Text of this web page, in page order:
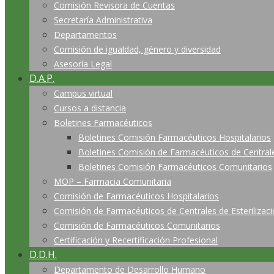
Comisión Revisora de Cuentas
Secretaría Administrativa
Departamentos
Comisión de igualdad, género y diversidad
Asesoría Legal
D.A.P.
Campus virtual
Cursos a distancia
Boletines Farmacéuticos
Boletines Comisión Farmacéuticos Hospitalarios
Boletines Comisión de Farmacéuticos de
Boletines Comisión Farmacéuticos Comunitarios
MOP – Farmacia Comunitaria
Comisión de Farmacéuticos Hospitalarios
Comisión de Farmacéuticos de Centrales de
Comisión de Farmacéuticos Comunitarios
Certificación y Recertificación Profesional
D.D.H.
Departamento de Desarrollo Humano